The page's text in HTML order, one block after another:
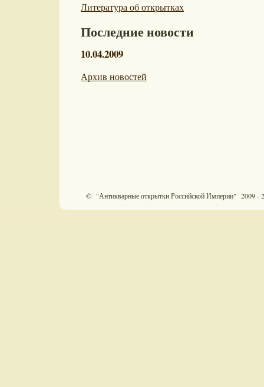
Литература об открытках
Последние новости
10.04.2009
Архив новостей
© "Антикварные открытки Российской Империи" 2009 -